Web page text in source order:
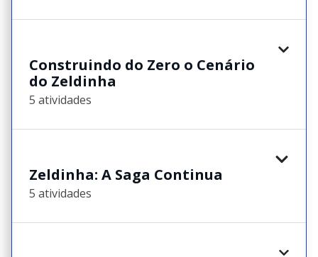
Construindo do Zero o Cenário
do Zeldinha
5 atividades
Zeldinha: A Saga Continua
5 atividades